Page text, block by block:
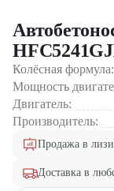
Колёсная формула:
Мощность
Двигатель:
Производитель:
Продажа в
Доставка в